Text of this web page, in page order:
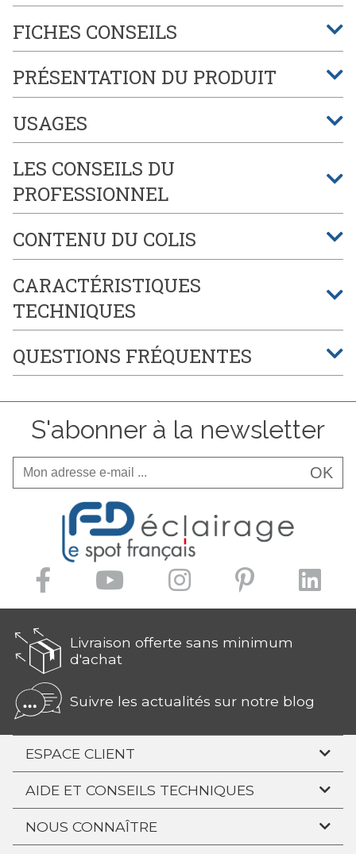
FICHES CONSEILS
PRÉSENTATION DU PRODUIT
USAGES
LES CONSEILS DU
PROFESSIONNEL
CONTENU DU COLIS
CARACTÉRISTIQUES
TECHNIQUES
QUESTIONS FRÉQUENTES
S'abonner à la newsletter
OK
Livraison offerte sans minimum
d'achat
Suivre les actualités sur notre blog
ESPACE CLIENT
AIDE ET CONSEILS TECHNIQUES
NOUS CONNAÎTRE